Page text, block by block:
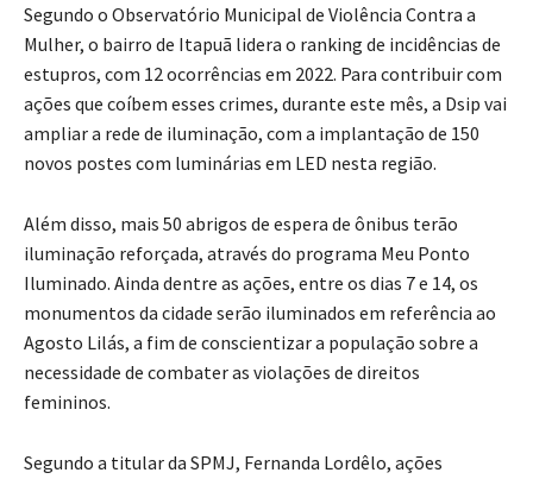
Segundo o Observatório Municipal de Violência Contra a
Mulher, o bairro de Itapuã lidera o ranking de incidências de
estupros, com 12 ocorrências em 2022. Para contribuir com
ações que coíbem esses crimes, durante este mês, a Dsip vai
ampliar a rede de iluminação, com a implantação de 150
novos postes com luminárias em LED nesta região.
Além disso, mais 50 abrigos de espera de ônibus terão
iluminação reforçada, através do programa Meu Ponto
Iluminado. Ainda dentre as ações, entre os dias 7 e 14, os
monumentos da cidade serão iluminados em referência ao
Agosto Lilás, a fim de conscientizar a população sobre a
necessidade de combater as violações de direitos
femininos.
Segundo a titular da SPMJ, Fernanda Lordêlo, ações